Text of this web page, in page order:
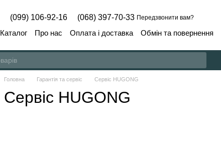
(099) 106-92-16 (068) 397-70-33 Передзвонити вам?
Каталог Про нас Оплата і доставка Обмін та повернення
Головна Гарантія та сервіс Сервіс HUGONG
Сервіс HUGONG